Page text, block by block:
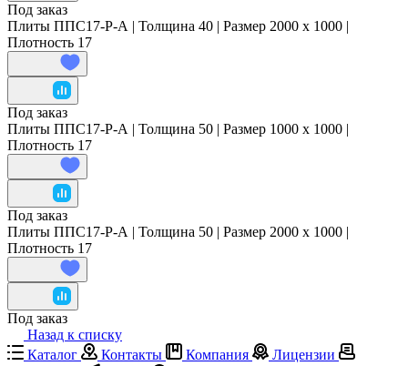
Под заказ
Плиты ППС17-Р-А | Толщина 40 | Размер 2000 x 1000 |
Плотность 17
Под заказ
Плиты ППС17-Р-А | Толщина 50 | Размер 1000 x 1000 |
Плотность 17
Под заказ
Плиты ППС17-Р-А | Толщина 50 | Размер 2000 x 1000 |
Плотность 17
Под заказ
Назад к списку
Каталог
Контакты Компания
Лицензии